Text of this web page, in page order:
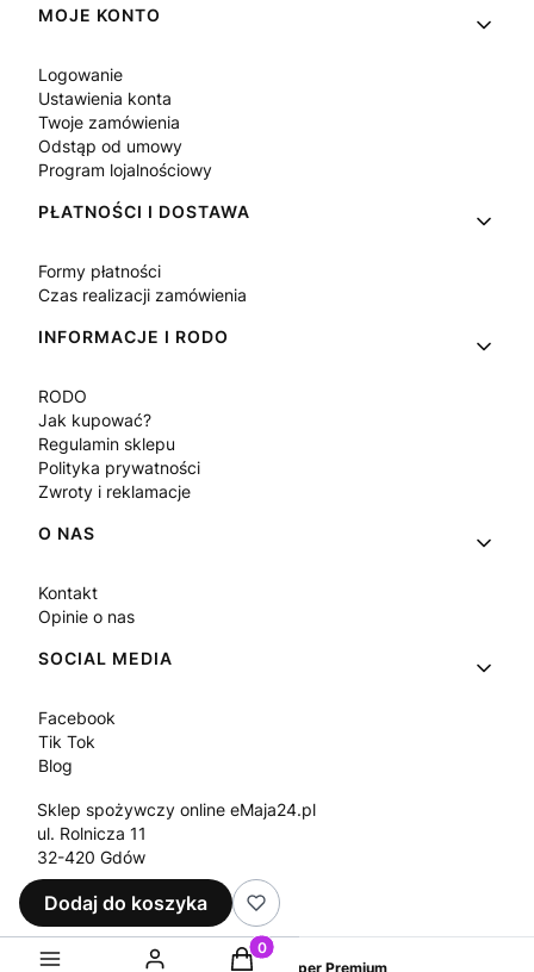
Linki w stopce
MOJE KONTO
Logowanie
Ustawienia konta
Twoje zamówienia
Odstąp od umowy
Program lojalnościowy
PŁATNOŚCI I DOSTAWA
Formy płatności
Czas realizacji zamówienia
INFORMACJE I RODO
RODO
Jak kupować?
Regulamin sklepu
Polityka prywatności
Zwroty i reklamacje
O NAS
Kontakt
Opinie o nas
SOCIAL MEDIA
Facebook
Tik Tok
Blog
Sklep spożywczy online eMaja24.pl
ul. Rolnicza 11
32-420 Gdów
Tel.+48 573 330 911
e-mail:sklep@emaja24.pl
Sklep internetowy Shoper Premium
Dodaj do koszyka
Produkty w koszyku: 0. Zobacz